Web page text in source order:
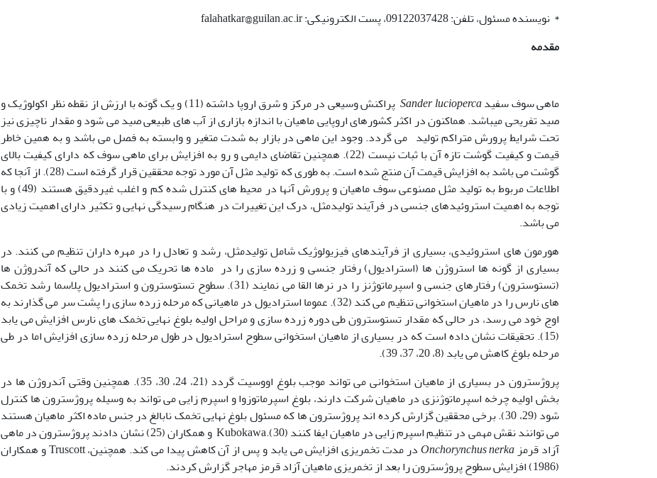
* نویسنده مسئول، تلفن: 09122037428، پست الکترونیکی: falahatkar@guilan.ac.ir
مقدمه
ماهی سوف سفیدSander lucioperca
پراکنش وسیعی در مرکز و شرق اروپا داشته (11) و یک گونه با ارزش از نقطه نظر اکولوژیک و
صید تفریحی می­باشد. هم­اکنون در اکثر کشورهای اروپایی ماهیان با اندازه بازاری از آب های طبیعی صید می شود و مقدار ناچیزی نیز
تحت شرایط پرورش متراکم تولید می گردد. وجود این ماهی در بازار به شدت متغیر و وابسته به فصل می باشد و به همین خاطر
قیمت و کیفیت گوشت تازه آن با ثبات نیست (22). همچنین تقاضای دایمی و رو به افزایش برای ماهی سوف که دارای کیفیت بالای
گوشت می باشد به افزایش قیمت آن منتج شده است. به طوری که تولید مثل آن مورد توجه محققین قرار گرفته است (28). از آنجا که
اطلاعات مربوط به تولید مثل مصنوعی سوف ماهیان و پرورش آنها در محیط های کنترل شده
کم و اغلب غیردقیق هستند (49) و با
توجه به اهمیت استروئیدهای جنسی در فرآیند تولیدمثل، درک این تغییرات در هنگام رسیدگی نهایی و تکثیر دارای اهمیت زیادی
می باشد.
هورمون های استروئیدی، بسیاری از فرآیندهای فیزیولوژیک شامل تولیدمثل، رشد و تعادل را در مهره داران تنظیم می کنند. در
بسیاری از گونه ها استروژن ها (استرادیول) رفتار جنسی و زرده سازی را در ماده ها تحریک می کنند در حالی که آندروژن ها
(تستوسترون) رفتارهای جنسی و اسپرماتوژنز را در نرها القا می نمایند (31). سطوح تستوسترون و استرادیول پلاسما رشد تخمک
های نارس را در ماهیان استخوانی تنظیم می کند (32). عموما استرادیول در ماهیانی که مرحله زرده سازی را پشت سر می گذارند به
اوج خود می رسد، در حالی که مقدار تستوسترون طی دوره زرده سازی و مراحل اولیه بلوغ نهایی تخمک های نارس افزایش می یابد
(15). تحقیقات نشان داده است که در بسیاری از ماهیان استخوانی سطوح استرادیول در طول مرحله زرده سازی افزایش اما در طی
مرحله بلوغ کاهش می یابد (8، 20، 37، 39).
پروژسترون در بسیاری از ماهیان استخوانی می تواند موجب بلوغ اووسیت گردد (21، 24، 30، 35). همچنین وقتی آندروژن ها در
بخش اولیه چرخه اسپرماتوژنزی در ماهیان شرکت دارند، بلوغ اسپرماتوزوا و اسپرم زایی می تواند به وسیله پروژسترون ها کنترل
شود (29، 30). برخی محققین گزارش کرده اند پروژسترون ها که مسئول بلوغ نهایی تخمک نابالغ در جنس ماده اکثر ماهیان هستند
می توانند نقش مهمی در تنظیم اسپرم زایی در ماهیان ایفا کنند (30).Kubokawa و همکاران (25) نشان دادند پروژسترون در ماهی
آزاد قرمز Onchorynchus nerka
در مدت تخمریزی افزایش می یابد و پس از آن کاهش پیدا می کند. همچنین، Truscott و همکاران
(1986) افزایش سطوح پروژسترون را بعد از تخمریزی ماهیان آزاد قرمز مهاجر گزارش کردند.